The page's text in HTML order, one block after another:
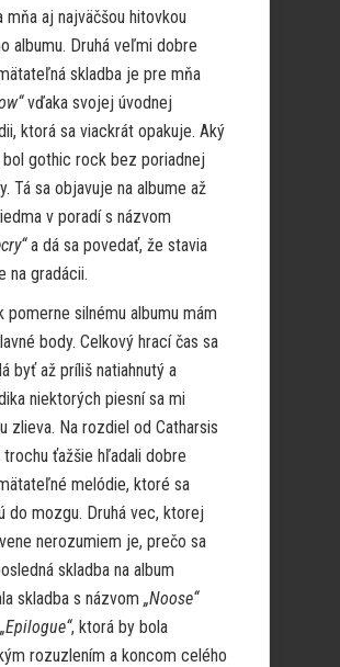
mňa aj najväčšou hitovkou
albumu. Druhá veľmi dobre
skladba je pre mňa
vďaka svojej úvodnej
ktorá sa viackrát opakuje. Aký
gothic rock bez poriadnej
Tá sa objavuje na albume až
v poradí s názvom
a dá sa povedať, že stavia
na gradácii.
pomerne silnému albumu mám
body. Celkový hrací čas sa
byť až príliš natiahnutý a
niektorých piesní sa mi
zlieva. Na rozdiel od Catharsis
trochu ťažšie hľadali dobre
melódie, ktoré sa
do mozgu. Druhá vec, ktorej
nerozumiem je, prečo sa
skladba na album
skladba s názvom „Noose“
„Epilogue“, ktorá by bola
rozuzlením a koncom celého